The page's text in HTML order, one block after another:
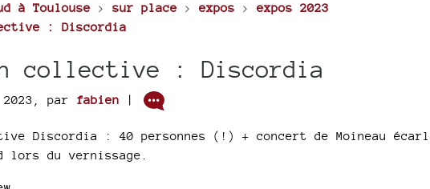
à Toulouse > sur place > expos > expos 2023
: Discordia
collective : Discordia
par fabien |
Discordia : 40 personnes (!) + concert de Moineau
lors du vernissage.